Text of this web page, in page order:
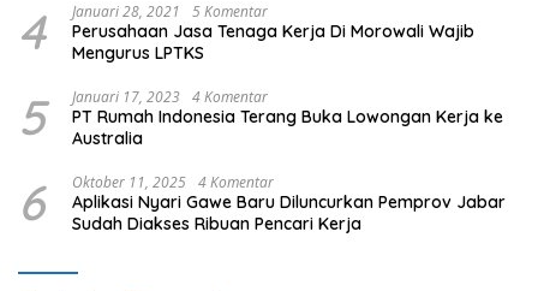
4 Januari 28, 2021 5 Komentar
Perusahaan Jasa Tenaga Kerja Di Morowali Wajib
Mengurus LPTKS
5 Januari 17, 2023 4 Komentar
PT Rumah Indonesia Terang Buka Lowongan Kerja ke
Australia
6 Oktober 11, 2025 4 Komentar
Aplikasi Nyari Gawe Baru Diluncurkan Pemprov Jabar
Sudah Diakses Ribuan Pencari Kerja